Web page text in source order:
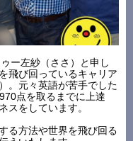
ー左紗（ささ）と申し
飛び回っているキャリア
。元々英語が苦手でした
点を取るまでに上達
スをしています。
る方法や世界を飛び回る